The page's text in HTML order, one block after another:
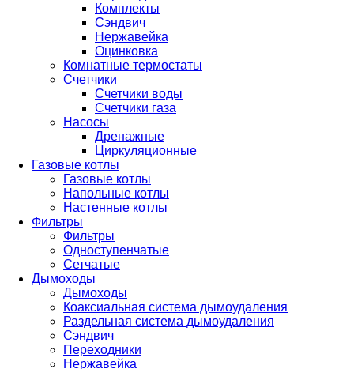
Комплекты
Сэндвич
Нержавейка
Оцинковка
Комнатные термостаты
Счетчики
Счетчики воды
Счетчики газа
Насосы
Дренажные
Циркуляционные
Газовые котлы
Газовые котлы
Напольные котлы
Настенные котлы
Фильтры
Фильтры
Одноступенчатые
Сетчатые
Дымоходы
Дымоходы
Коаксиальная система дымоудаления
Раздельная система дымоудаления
Сэндвич
Переходники
Нержавейка